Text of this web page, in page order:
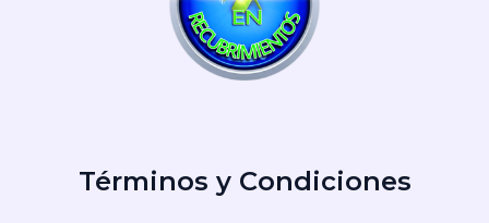
Términos y Condiciones